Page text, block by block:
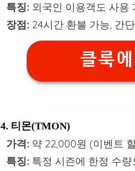
특징: 외국인 이용객도 사용
장점: 24시간 환불 가능, 간
클룩
4. 티몬(TMON)
가격: 약 22,000원 (이벤트
특징: 특정 시즌에 한정 수